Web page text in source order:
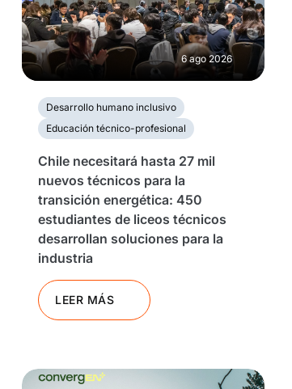
6 ago 2026
Desarrollo humano inclusivo
Educación técnico-profesional
Chile necesitará hasta 27 mil
nuevos técnicos para la
transición energética: 450
estudiantes de liceos técnicos
desarrollan soluciones para la
industria
LEER MÁS